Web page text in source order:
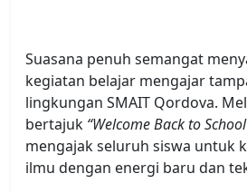
Suasana penuh semangat
kegiatan belajar mengajar
lingkungan SMAIT Qordova.
bertajuk “Welcome Back to
mengajak seluruh siswa untuk
ilmu dengan energi baru dan